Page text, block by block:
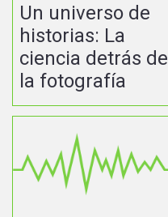
Un universo de
historias: La
ciencia detrás de
la fotografía